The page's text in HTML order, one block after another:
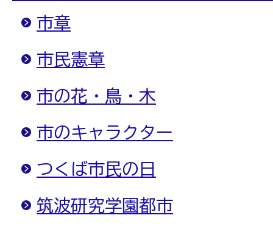
市章
市民憲章
市の花・鳥・木
市のキャラクター
つくば市民の日
筑波研究学園都市